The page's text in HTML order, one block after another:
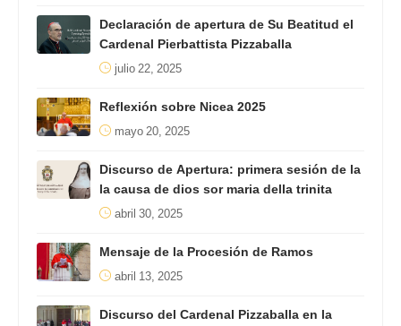
Declaración de apertura de Su Beatitud el
Cardenal Pierbattista Pizzaballa
julio 22, 2025
Reflexión sobre Nicea 2025
mayo 20, 2025
Discurso de Apertura: primera sesión de la
la causa de dios sor maria della trinita
abril 30, 2025
Mensaje de la Procesión de Ramos
abril 13, 2025
Discurso del Cardenal Pizzaballa en la